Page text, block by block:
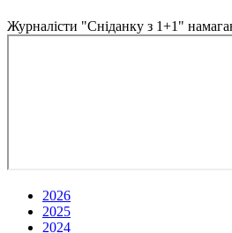
Журналісти "Сніданку з 1+1"
2026
2025
2024